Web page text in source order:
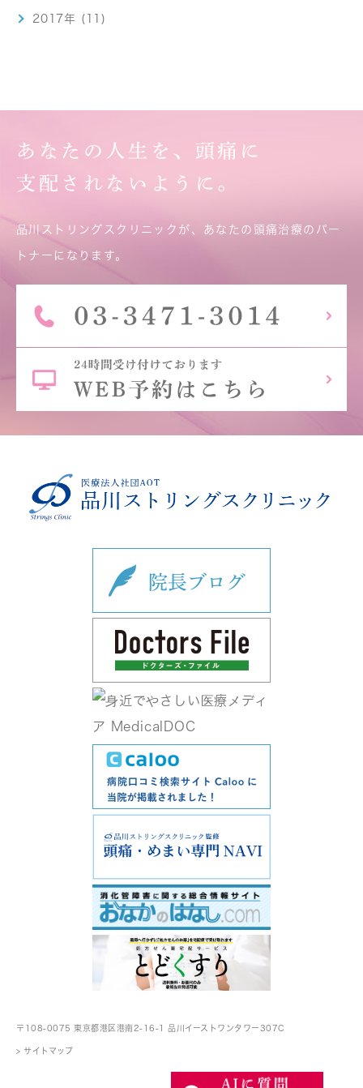
2017年 (11)
あなたの人生を、頭痛に
支配されないように。
品川ストリングスクリニックが、あなたの頭痛治療のパー
トナーになります。
〒108-0075 東京都港区港南2-16-1 品川イーストワンタワー307C
> サイトマップ